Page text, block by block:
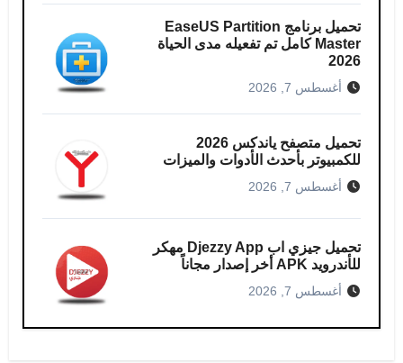
تحميل برنامج EaseUS Partition
Master كامل​ تم تفعيله مدى الحياة
2026
أغسطس 7, 2026
تحميل متصفح ياندكس 2026
للكمبيوتر بأحدث الأدوات والميزات
أغسطس 7, 2026
تحميل جيزي اب Djezzy App مهكر
للأندرويد APK أخر إصدار مجاناً
أغسطس 7, 2026